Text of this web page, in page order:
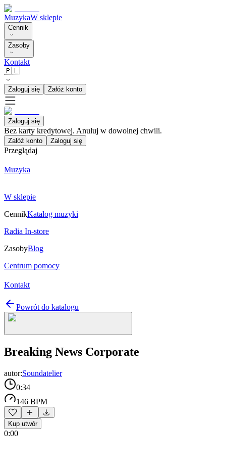
MuzykaW sklepie
Cennik
Zasoby
Kontakt
🇵🇱
Zaloguj się Załóż konto
Zaloguj się
Bez karty kredytowej. Anuluj w dowolnej chwili.
Załóż konto Zaloguj się
Przeglądaj
Muzyka
W sklepie
CennikKatalog muzyki
Radia In-store
ZasobyBlog
Centrum pomocy
Kontakt
Powrót do katalogu
Breaking News Corporate
autor:Soundatelier
0:34
146 BPM
Kup utwór
0:00